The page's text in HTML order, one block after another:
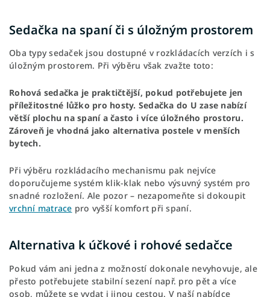
Sedačka na spaní či s úložným prostorem
Oba typy sedaček jsou dostupné v rozkládacích verzích i s
úložným prostorem. Při výběru však zvažte toto:
Rohová sedačka je praktičtější, pokud potřebujete jen
příležitostné lůžko pro hosty. Sedačka do U zase nabízí
větší plochu na spaní a často i více úložného prostoru.
Zároveň je vhodná jako alternativa postele v menších
bytech.
Při výběru rozkládacího mechanismu pak nejvíce
doporučujeme systém klik-klak nebo výsuvný systém pro
snadné rozložení. Ale pozor – nezapomeňte si dokoupit
vrchní matrace pro vyšší komfort při spaní.
Alternativa k účkové i rohové sedačce
Pokud vám ani jedna z možností dokonale nevyhovuje, ale
přesto potřebujete stabilní sezení např. pro pět a více
osob, můžete se vydat i jinou cestou. V naší nabídce